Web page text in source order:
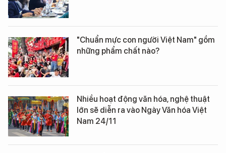
"Chuẩn mực con người Việt Nam" gồm
những phẩm chất nào?
Nhiều hoạt động văn hóa, nghệ thuật
lớn sẽ diễn ra vào Ngày Văn hóa Việt
Nam 24/11